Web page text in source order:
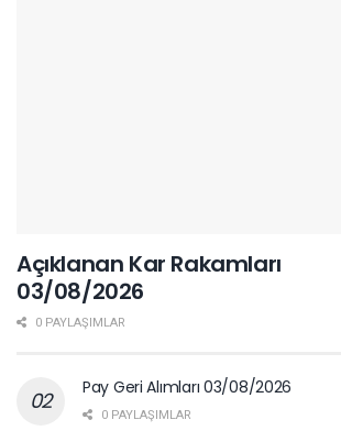
Açıklanan Kar Rakamları
03/08/2026
0 PAYLAŞIMLAR
Pay Geri Alımları 03/08/2026
0 PAYLAŞIMLAR